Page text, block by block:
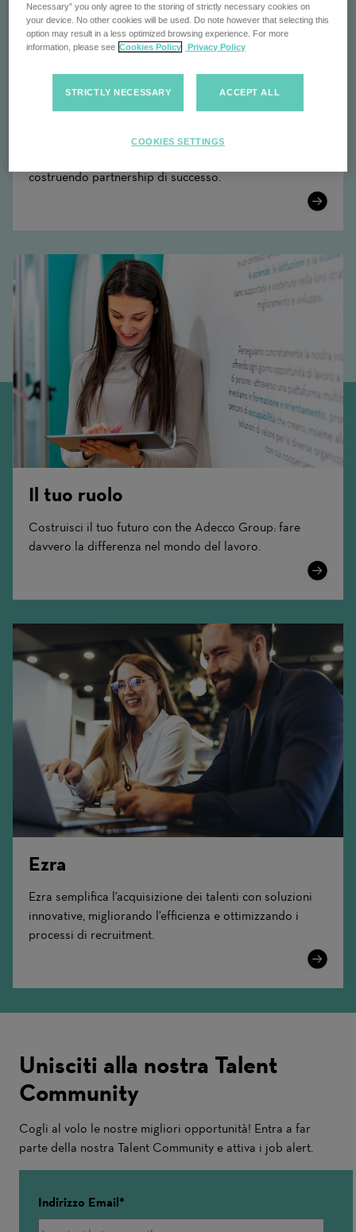
costruendo partnership di successo.
Learn
Il tuo ruolo
Costruisci il tuo futuro con the Adecco Group: fare
davvero la differenza nel mondo del lavoro.
Learn
Ezra
Ezra semplifica l'acquisizione dei talenti con soluzioni
innovative, migliorando l'efficienza e ottimizzando i
processi di recruitment.
Learn
Unisciti alla nostra Talent
Community
Cogli al volo le nostre migliori opportunità! Entra a far
parte della nostra Talent Community e attiva i job alert.
Indirizzo Email
Necessary” you only agree to the storing of strictly necessary cookies on
your device. No other cookies will be used. Do note however that selecting this
option may result in a less optimized browsing experience. For more
information, please see Cookies Policy Privacy Policy
STRICTLY NECESSARY ACCEPT ALL
COOKIES SETTINGS